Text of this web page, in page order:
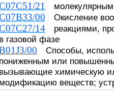
21 молекулярным
00 Окисление
14реакциями,
в газовой фазе
00 Способы,
пониженным или
вызывающие химическую
модификацию веществ;